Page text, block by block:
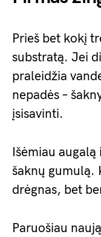
Prieš bet kokį
substratą. Jei
praleidžia
nepadės –
įsisavinti.
Išėmiau
šaknų gumulą.
drėgnas, bet
Paruošiau